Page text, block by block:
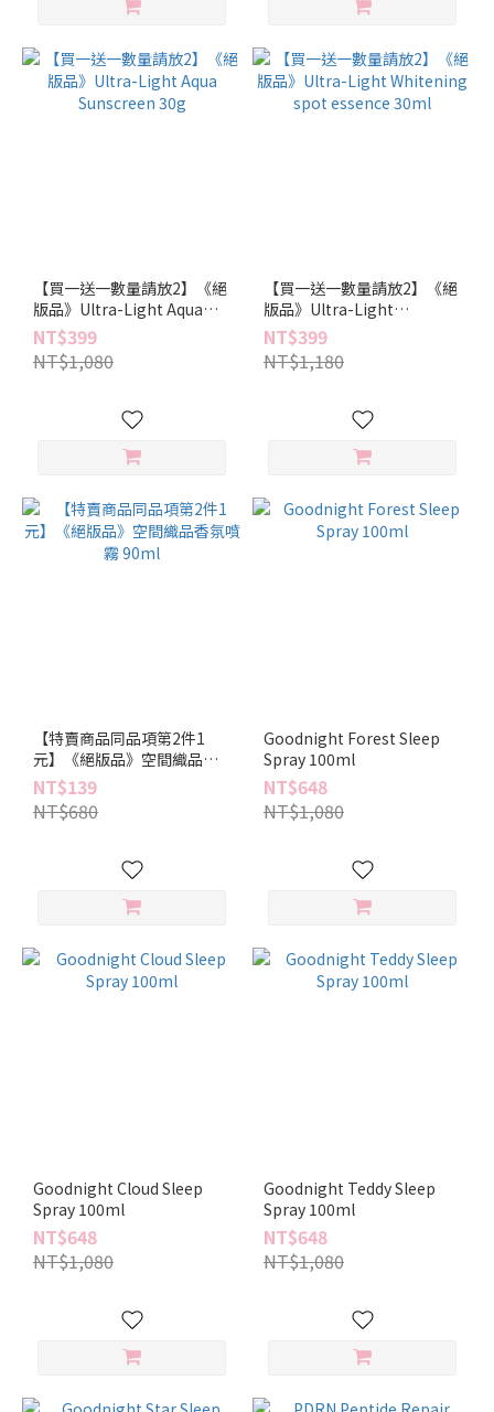
【買一送一數量請放2】《絕
版品》Ultra-Light Aqua
Sunscreen 30g
NT$399
NT$1,080
【買一送一數量請放2】《絕
版品》Ultra-Light
Whitening spot essence
30ml
NT$399
NT$1,180
【特賣商品同品項第2件1
元】《絕版品》空間織品香
氛噴霧 90ml
NT$139
NT$680
Goodnight Forest Sleep
Spray 100ml
NT$648
NT$1,080
Goodnight Cloud Sleep
Spray 100ml
NT$648
NT$1,080
Goodnight Teddy Sleep
Spray 100ml
NT$648
NT$1,080